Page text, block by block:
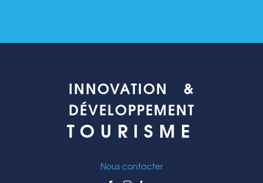
INNOVATION &
DÉVELOPPEMENT
TOURISME
Nous contacter